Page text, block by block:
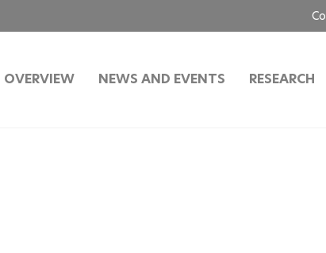
OVERVIEW NEWS AND EVENTS RESEARCH